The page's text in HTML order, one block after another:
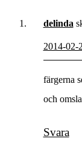
delinda
2014-02-
färgerna
och
Svara